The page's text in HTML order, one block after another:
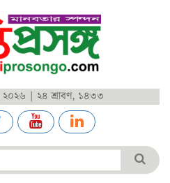
| ২৪ শ্রাবণ, ১৪৩৩